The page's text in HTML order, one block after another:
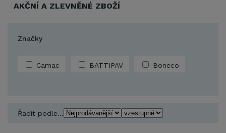
AKČNÍ A ZLEVNĚNÉ ZBOŽÍ
Značky
Camac BATTIPAV Boneco
Řadit podle...